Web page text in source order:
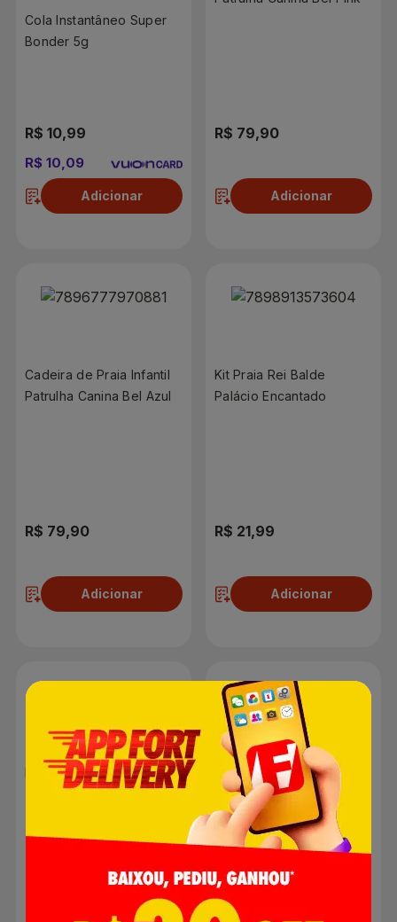
Cola Instantâneo Super
Bonder 5g
R$ 10,99
R$ 10,09
Adicionar
R$ 79,90
Adicionar
Cadeira de Praia Infantil
Patrulha Canina Bel Azul
R$ 79,90
Adicionar
Kit Praia Rei Balde
Palácio Encantado
R$ 21,99
Adicionar
Lâmpada High LED 50W
TKL 270 E27 Taschibra
Lâmpada High LED 20W
6500K TKL 110 Taschibra
Bivolt